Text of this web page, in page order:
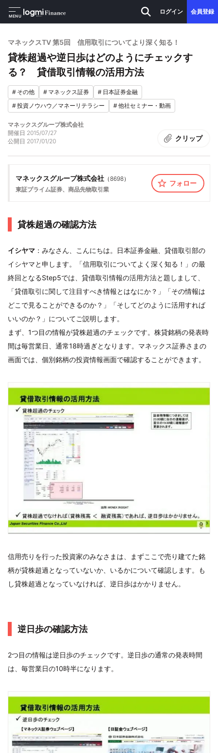
MENU
ログイン 会員登録
マネックスTV 第5回 信用取引についてより深く知る！
貸株超過や逆日歩はどのようにチェックす
る？ 貸借取引情報の活用方法
# その他 # マネックス証券 # 日本証券金融
#投資ノウハウ／マネーリテラシー #他社セミナー・動画
マネックスグループ株式会社
開催日 2015/07/27
公開日 2017/01/20 クリップ
マネックスグループ株式会社 （8698）
東証プライム証券、商品先物取引業
フォロー
貸株超過の確認方法
イシヤマ ：みなさん、こんにちは。日本証券金融、貸借取引部の
イシヤマと申します。「信用取引についてよく深く知る！」の最
終回となるStep5では、貸借取引情報の活用方法と題しまして、
「貸借取引に関して注目すべき情報とはなにか？」「その情報は
どこで見ることができるのか？」「そしてどのように活用すれば
いいのか？」についてご説明します。
まず、1つ目の情報が貸株超過のチェックです。株貸銘柄の発表時
間は毎営業日、通常18時過ぎとなります。マネックス証券さまの
画面では、個別銘柄の投資情報画面で確認することができます。
信用売りを行った投資家のみなさまは、まずここで売り建てた銘
柄が貸株超過となっていないか、いるかについて確認します。も
し貸株超過となっていなければ、逆日歩はかかりません。
逆日歩の確認方法
2つ目の情報は逆日歩のチェックです。逆日歩の通常の発表時間
は、毎営業日の10時半になります。